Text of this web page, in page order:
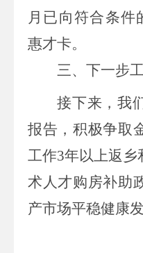
月 已向符合条件
惠才卡。
三、下一步
接下来，我
报告，积极争取
工作3年以上返乡
术人才购房补助
产市场平稳健康发